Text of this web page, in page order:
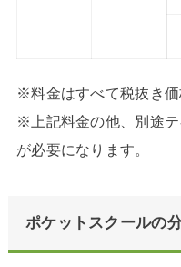
※料金はすべて税抜き価
※上記料金の他、別途
が必要になります。
ポケットスクールの